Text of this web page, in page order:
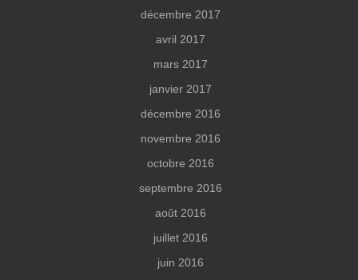
décembre 2017
avril 2017
mars 2017
janvier 2017
décembre 2016
novembre 2016
octobre 2016
septembre 2016
août 2016
juillet 2016
juin 2016